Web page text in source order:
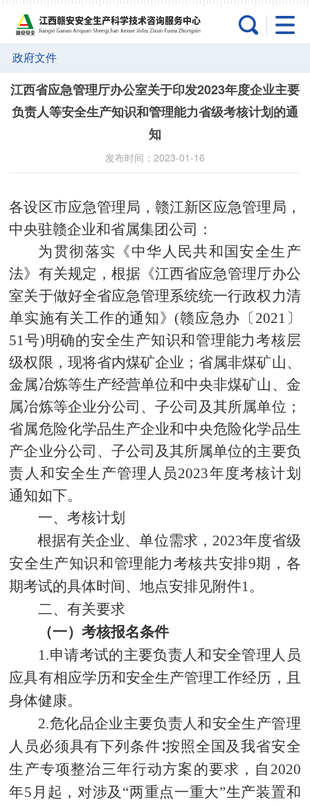
政府文件
江西省应急管理厅办公室关于印发2023年度企业主要
负责人等安全生产知识和管理能力省级考核计划的通
知
发布时间：2023-01-16
各设区市应急管理局 ，赣江新区应急管理局，
中央驻赣企业和省属集团公司：
为贯彻落实《中华人民共和国安全生产
法》有关规定，根据《江西省应急管理厅办公
室关于做好全省应急管理系统统一行政权力清
单实施有关工作的通知》 (赣应急办〔2021〕
51号)明确的安全生产知识和管理能力考核层
级权限，现将省内煤矿企业；省属非煤矿山、
金属冶炼等生产经营单位和中央非煤矿山、金
属冶炼等企业分公司、子公司及其所属单位；
省属危险化学品生产企业和中央危险化学品生
产企业分公司、子公司及其所属单位的主要负
责人和安全生产管理人员2023年度考核计划
通知如下。
一、考核计划
根据有关企业、单位需求， 2023年度省级
安全生产知识和管理能力考核共安排9期，各
期考试的具体时间、地点安排见附件1。
二、有关要求
（一）考核报名条件
1.申请考试的主要负责人和安全管理人员
应具有相应学历和安全生产管理工作经历，且
身体健康。
2.危化品企业主要负责人和安全生产管理
人员必须具有下列条件∶按照全国及我省安全
生产专项整治三年行动方案的要求，自2020
年5月起，对涉及“两重点一重大”生产装置和